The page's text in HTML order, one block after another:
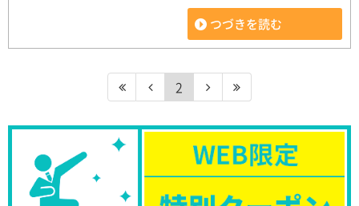
つづきを読む
2